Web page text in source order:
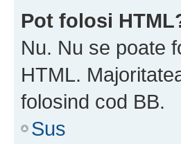
Pot folosi
Nu. Nu se poate
HTML.
folosind cod BB.
Sus